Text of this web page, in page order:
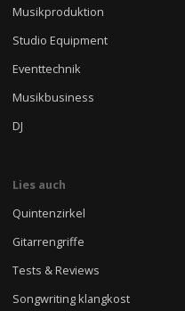
Musikproduktion
Studio Equipment
Eventtechnik
Musikbusiness
DJ
Lies auch
Quintenzirkel
Gitarrengriffe
Tests & Reviews
Songwriting klangkost